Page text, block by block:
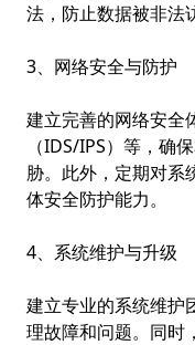
法，防止数据被非法
3、网络安全与防护
建立完善的网络安全
（IDS/IPS）等，确
胁。此外，定期对系
体安全防护能力。
4、系统维护与升级
建立专业的系统维护
理故障和问题。同时